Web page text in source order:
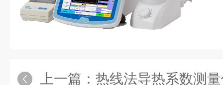
上一篇： 热线法导热系数测量仪的